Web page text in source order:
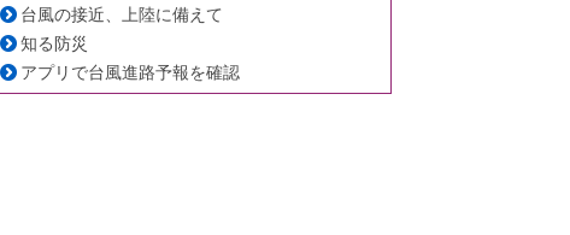
台風の接近、上陸に備えて
知る防災
アプリで台風進路予報を確認